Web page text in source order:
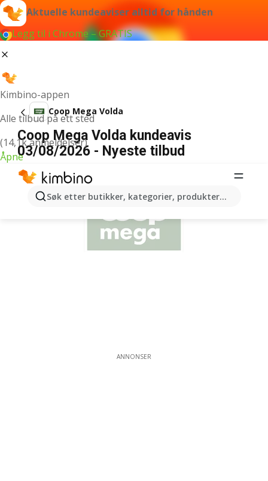
Aktuelle kundeaviser alltid for hånden
Legg til i Chrome – GRATIS
Kimbino-appen
Alle tilbud på ett sted
(14,1k anmeldelser)
Åpne
Søk etter butikker, kategorier, produkter...
Coop Mega Volda
Coop Mega Volda kundeavis
03/08/2026 - Nyeste tilbud
ANNONSER